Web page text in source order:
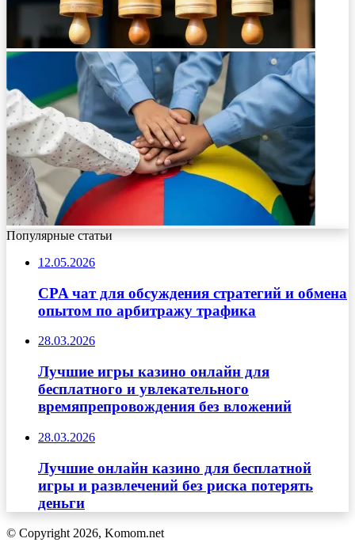
Популярные статьи
12.05.2026
CPA чат для обсуждения стратегий и обмена
опытом по арбитражу трафика
28.03.2026
Лучшие игры казино онлайн для
бесплатного и увлекательного
времяпрепровождения без вложений
28.03.2026
Лучшие онлайн казино для бесплатной
игры и развлечений без риска потерять
деньги
© Copyright 2026, Komom.net